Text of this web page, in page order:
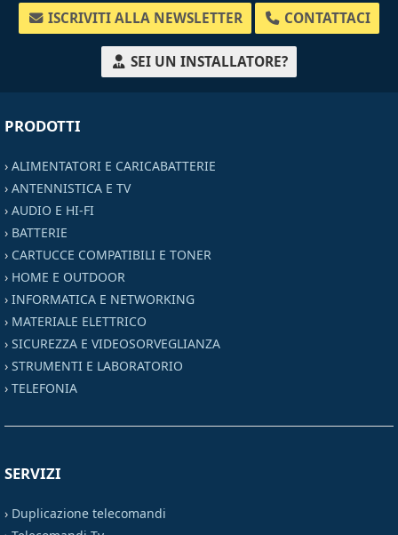
ISCRIVITI ALLA NEWSLETTER CONTATTACI
SEI UN INSTALLATORE?
PRODOTTI
› ALIMENTATORI E CARICABATTERIE
› ANTENNISTICA E TV
› AUDIO E HI-FI
› BATTERIE
› CARTUCCE COMPATIBILI E TONER
› HOME E OUTDOOR
› INFORMATICA E NETWORKING
› MATERIALE ELETTRICO
› SICUREZZA E VIDEOSORVEGLIANZA
› STRUMENTI E LABORATORIO
› TELEFONIA
SERVIZI
› Duplicazione telecomandi